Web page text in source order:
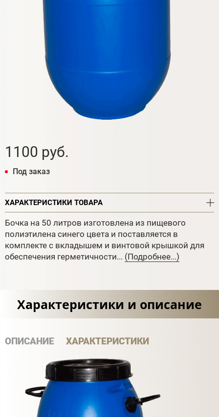
1100 руб.
Под заказ
ХАРАКТЕРИСТИКИ ТОВАРА
Бочка на 50 литров изготовлена из пищевого
полиэтилена синего цвета и поставляется в
комплекте с вкладышем и винтовой крышкой для
обеспечения герметичности... (Подробнее...)
Характеристики и описание
ОПИСАНИЕ ХАРАКТЕРИСТИКИ